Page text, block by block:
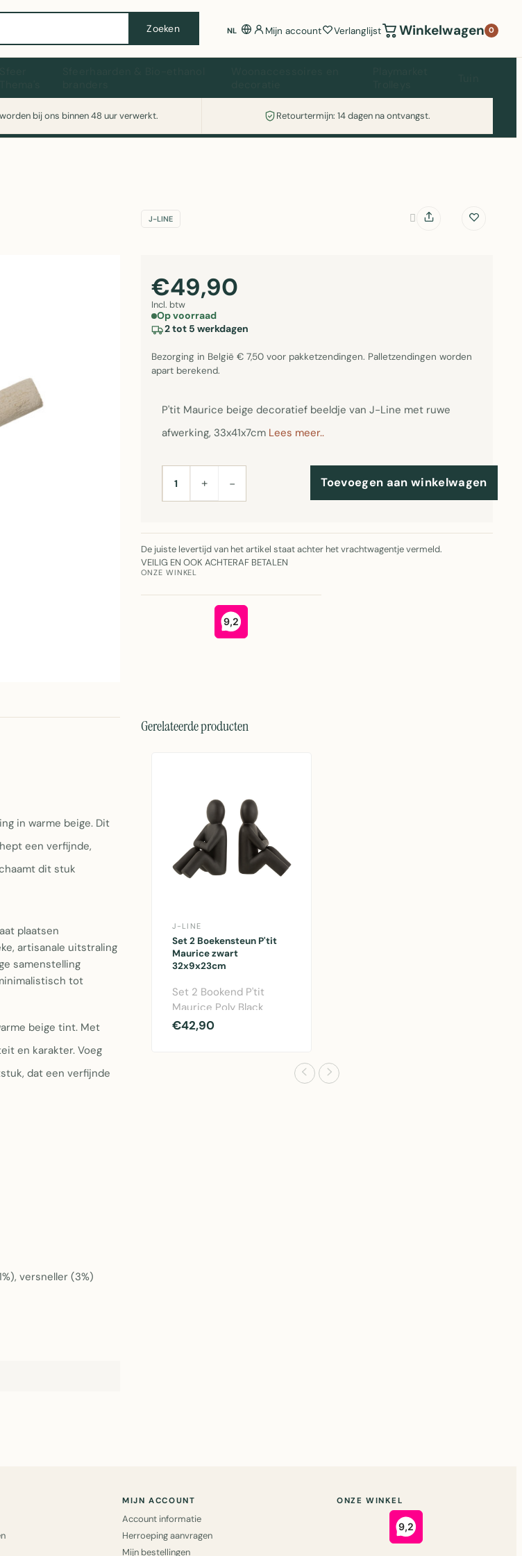
Zoeken NL Mijn account Verlanglijst Winkelwagen 0
bij ons binnen 48 uur verwerkt. Retourtermijn: 14 dagen na ontvangst.
nodig? Vergelijk alle prijzen op Witgoedaanbod.nl
J-LINE
€49,90
Incl. btw
Op voorraad
2 tot 5 werkdagen
Bezorging in België € 7,50 voor pakketzendingen. Palletzendingen worden
apart berekend.
P'tit Maurice beige decoratief beeldje van J-Line met ruwe
afwerking, 33x41x7cm Lees meer..
AANTAL+ − Toevoegen aan winkelwagen
De juiste levertijd van het artikel staat achter het vrachtwagentje vermeld.
VEILIG EN OOK ACHTERAF BETALEN
ONZE WINKEL
in warme beige. Dit
een verfijnde,
dit stuk
plaatsen
artisanale uitstraling
samenstelling
tot
beige tint. Met
en karakter. Voeg
dat een verfijnde
versneller (3%)
Gerelateerde producten
J-LINE
Set 2 Boekensteun P'tit
Maurice zwart
32x9x23cm
Set 2 Bookend P'tit
Maurice Poly Black
€42,90
MIJN ACCOUNT
Account informatie
Herroeping aanvragen
Mijn bestellingen
ONZE WINKEL